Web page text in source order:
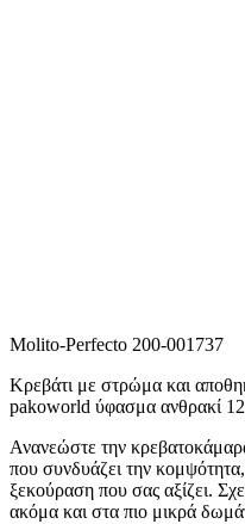
Molito-Perfecto 200-001737
Κρεβάτι με στρώμα και
pakoworld ύφασμα ανθρακί
Ανανεώστε την
που συνδυάζει την
ξεκούραση που σας αξίζει.
ακόμα και στα πιο μικρά